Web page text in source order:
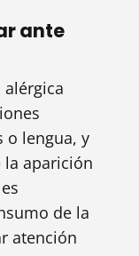
ante
o lengua, y
aparición
de la
atención